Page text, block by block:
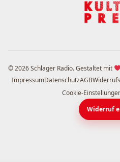
© 2026 Schlager Radio. Gestaltet mit
ImpressumDatenschutzAGB
Cookie-
Widerruf